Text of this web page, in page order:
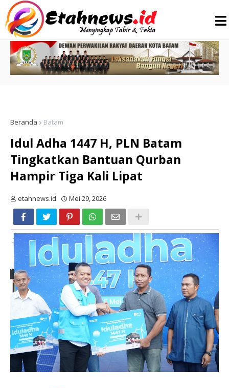
Beranda Batam
Idul Adha 1447 H, PLN Batam
Tingkatkan Bantuan Qurban
Hampir Tiga Kali Lipat
etahnews.id Mei 29, 2026